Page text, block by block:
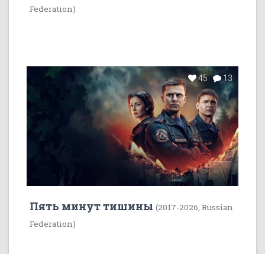
Federation)
45 13
Пять минут тишины (2017-2026, Russian
Federation)